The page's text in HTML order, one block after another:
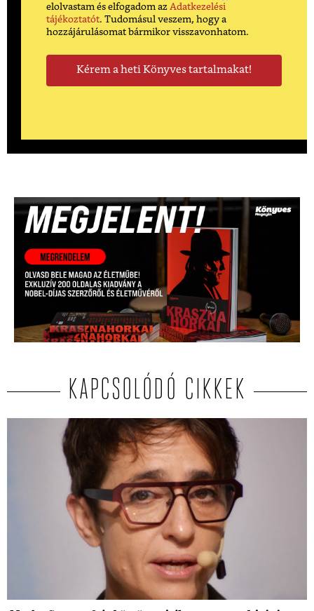
elolvastam és elfogadom az Adatkezelési
tájékoztatót. Tudomásul veszem, hogy a
hozzájárulásomat bármikor visszavonhatom.
KAPCSOLÓDÓ CIKKEK